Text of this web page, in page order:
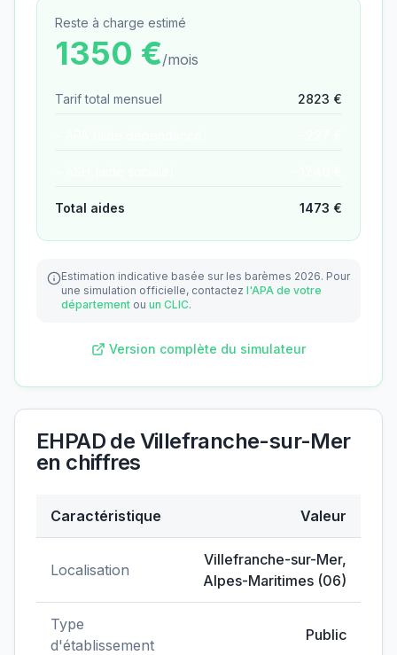
Reste à charge estimé
1350 €/mois
Tarif total mensuel 2823 €
Total aides 1473 €
Estimation indicative basée sur les barèmes 2026. Pour
une simulation officielle, contactez l'APA de votre
département ou un CLIC.
Version complète du simulateur
EHPAD de Villefranche-sur-Mer
en chiffres
Caractéristique Valeur
Localisation
Villefranche-sur-Mer,
Alpes-Maritimes (06)
Type
d'établissement
Public